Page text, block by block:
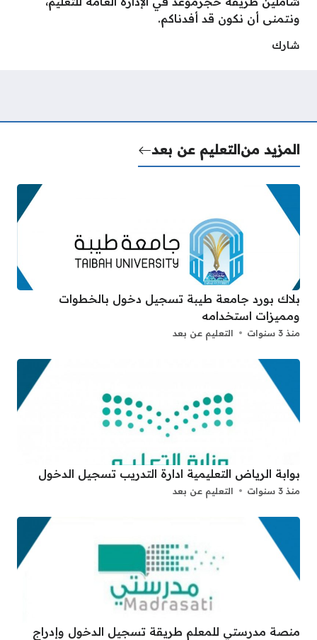
ونتمنى أن نكون قد أفدناكم.
شارك
المزيد منالتعليم عن بعد
بلاك بورد جامعة طيبة تسجيل دخول بالخطوات
ومميزات استخدامه
منذ 3 سنوات التعليم عن بعد
بوابة الرياض التعليمية ادارة التدريب تسجيل الدخول
منذ 3 سنوات التعليم عن بعد
منصة مدرستي للمعلم طريقة تسجيل الدخول وإدراج